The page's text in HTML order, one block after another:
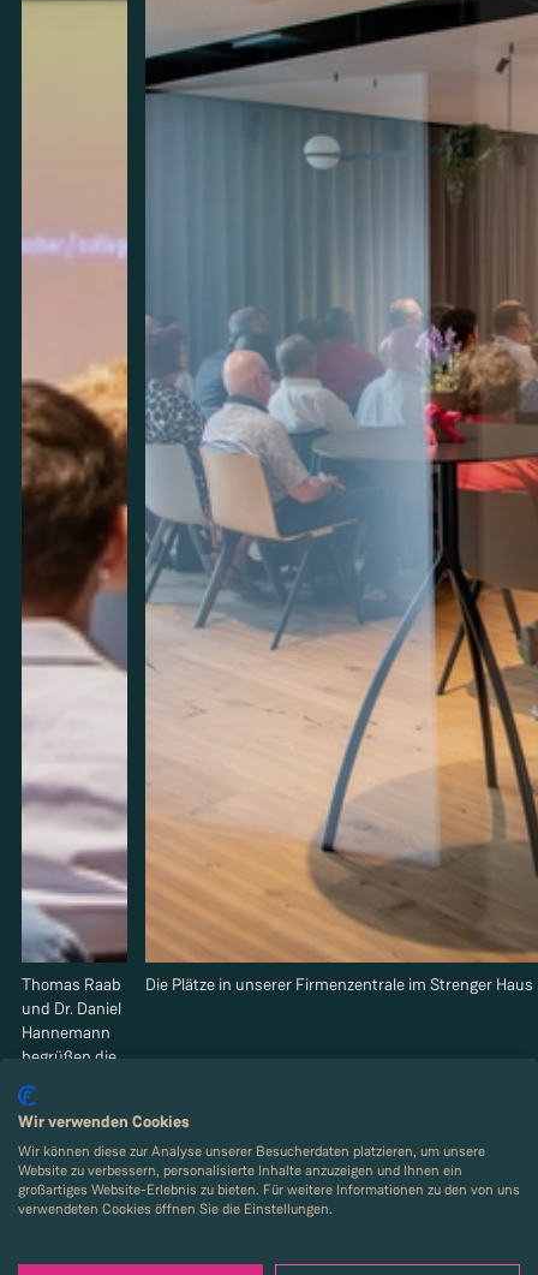
Thomas Raab
und Dr. Daniel
Hannemann
begrüßen die
Die Plätze in unserer Firmenzentrale im Strenger
Die Energiewende ist derzeit eines der Topthemen für
Wir verwenden Cookies
Wir können diese zur Analyse unserer Besucherdaten platzieren, um unsere
Website zu verbessern, personalisierte Inhalte anzuzeigen und Ihnen ein
großartiges Website-Erlebnis zu bieten. Für weitere Informationen zu den von uns
verwendeten Cookies öffnen Sie die Einstellungen.